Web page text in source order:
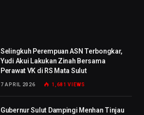
Selingkuh Perempuan ASN Terbongkar,
Yudi Akui Lakukan Zinah Bersama
Perawat VK di RS Mata Sulut
7 APRIL 2026 1,681VIEWS
Gubernur Sulut Dampingi Menhan Tinjau